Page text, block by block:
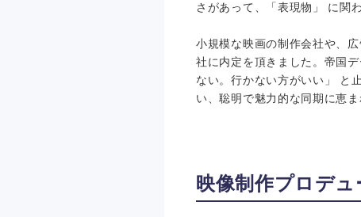
さがあって、「表現物」 に関
小規模な映画の制作会社や、
社に内定を頂きました。帝国
ない。行かない方がいい」 と
い、聡明で魅力的な同期に恵
映像制作プロデ